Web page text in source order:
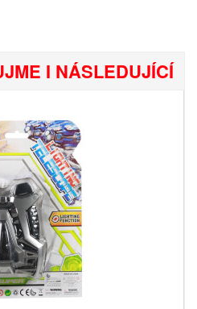
I NÁSLEDUJÍCÍ